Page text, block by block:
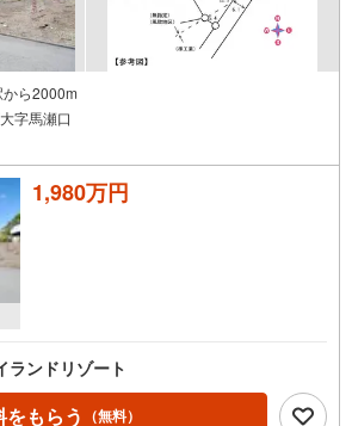
から2000m
字馬瀬口
1,980万円
ランドリゾート
をもらう （無料）